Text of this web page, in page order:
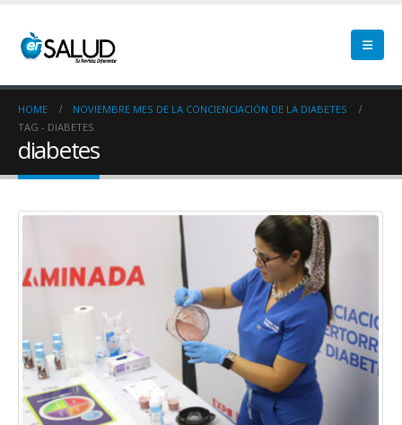
HOME
NOVIEMBRE MES DE LA CONCIENCIACIÓN DE LA DIABETES
TAG - DIABETES
diabetes